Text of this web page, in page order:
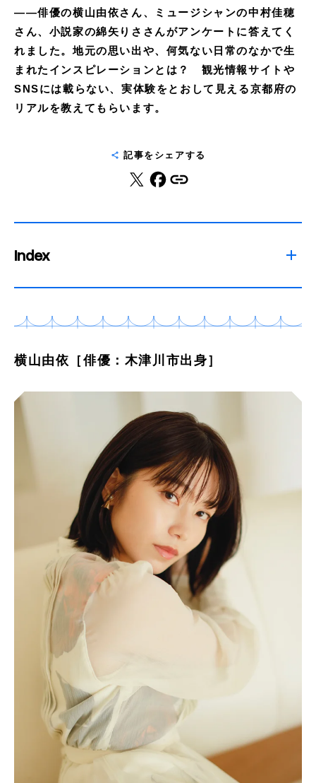
——俳優の横山由依さん、ミュージシャンの中村佳穂
さん、小説家の綿矢りささんがアンケートに答えてく
れました。地元の思い出や、何気ない日常のなかで生
まれたインスピレーションとは？ 観光情報サイトや
SNSには載らない、実体験をとおして見える京都府の
リアルを教えてもらいます。
記事をシェアする
Index
横山由依［俳優：木津川市出身］